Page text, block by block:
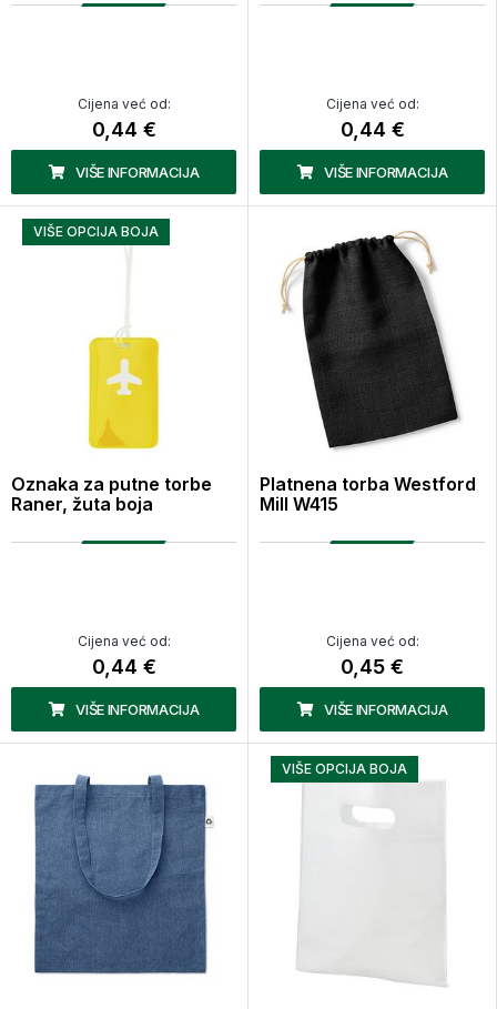
Cijena već od:
0,44 €
VIŠE INFORMACIJA
Cijena već od:
0,44 €
VIŠE INFORMACIJA
VIŠE OPCIJA BOJA
Oznaka za putne torbe
Raner, žuta boja
Cijena već od:
0,44 €
VIŠE INFORMACIJA
Platnena torba Westford
Mill W415
Cijena već od:
0,45 €
VIŠE INFORMACIJA
VIŠE OPCIJA BOJA